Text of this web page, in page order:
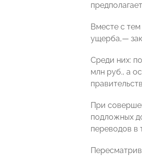
Вместе с
ущерба,—
Среди них:
млн руб., а
При
подложных
переводов в